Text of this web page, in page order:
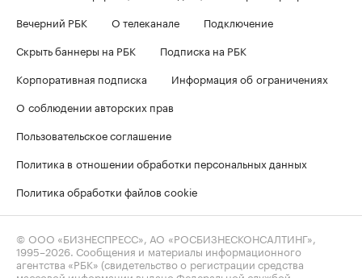
Вечерний РБК
О телеканале
Подключение
Скрыть баннеры на РБК
Подписка на РБК
Корпоративная подписка
Информация об ограничениях
О соблюдении авторских прав
Пользовательское соглашение
Политика в отношении обработки персональных данных
Политика обработки файлов cookie
© ООО «БИЗНЕСПРЕСС», АО «РОСБИЗНЕСКОНСАЛТИНГ»,
1995–2026 . Сообщения и материалы информационного
агентства «РБК» (свидетельство о регистрации средства